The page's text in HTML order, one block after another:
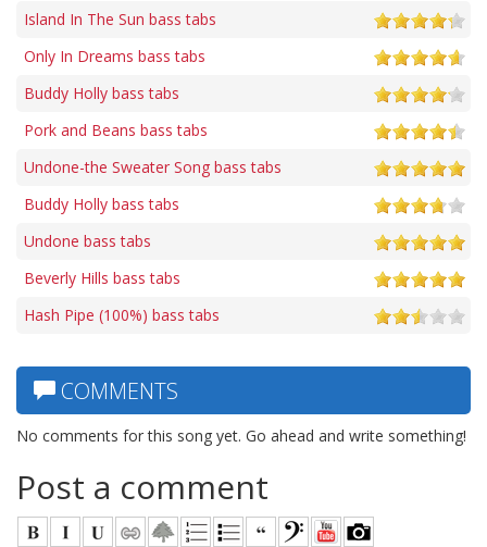
Island In The Sun bass tabs
Only In Dreams bass tabs
Buddy Holly bass tabs
Pork and Beans bass tabs
Undone-the Sweater Song bass tabs
Buddy Holly bass tabs
Undone bass tabs
Beverly Hills bass tabs
Hash Pipe (100%) bass tabs
COMMENTS
No comments for this song yet. Go ahead and write something!
Post a comment